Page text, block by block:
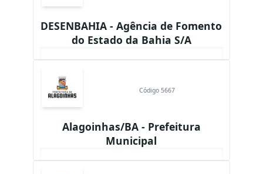
DESENBAHIA - Agência de Fomento
do Estado da Bahia S/A
Código 5667
Alagoinhas/BA - Prefeitura
Municipal